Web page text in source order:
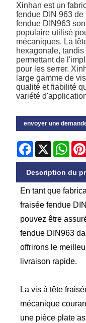
Xinhan est un
fendue DIN 963
fendue DIN963
populaire utilisé
mécaniques. La
hexagonale,
permettant de
pour les serrer.
large gamme de
qualité et fiabilité
variété
envoyer une
Facebook
X
Description du
En tant que
fraisée fendue
pouvez être
fendue DIN963
offrirons le
livraison rapide.
La vis à tête
mécanique
une pièce plate